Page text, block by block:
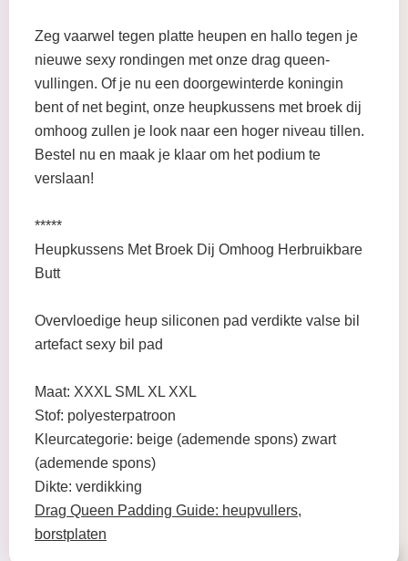
Zeg vaarwel tegen platte heupen en hallo tegen je
nieuwe sexy rondingen met onze drag queen-
vullingen. Of je nu een doorgewinterde koningin
bent of net begint, onze heupkussens met broek dij
omhoog zullen je look naar een hoger niveau tillen.
Bestel nu en maak je klaar om het podium te
verslaan!
*****
Heupkussens Met Broek Dij Omhoog Herbruikbare
Butt
Overvloedige heup siliconen pad verdikte valse bil
artefact sexy bil pad
Maat: XXXL SML XL XXL
Stof: polyesterpatroon
Kleurcategorie: beige (ademende spons) zwart
(ademende spons)
Dikte: verdikking
Drag Queen Padding Guide: heupvullers,
borstplaten